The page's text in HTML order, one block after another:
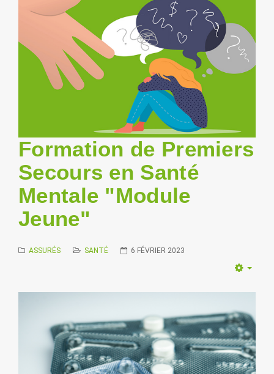
Formation de Premiers
Secours en Santé
Mentale "Module
Jeune"
ASSURÉS SANTÉ 6 FÉVRIER 2023